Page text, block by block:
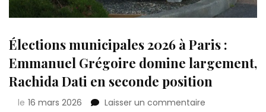
Élections municipales 2026 à Paris :
Emmanuel Grégoire domine largement,
Rachida Dati en seconde position
le 16 mars 2026 Laisser un commentaire